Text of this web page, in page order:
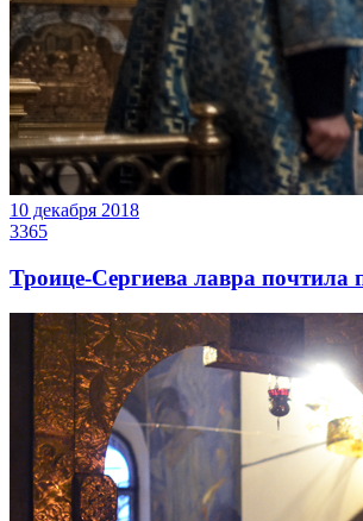
10 декабря 2018
3365
Троице-Сергиева лавра почтила